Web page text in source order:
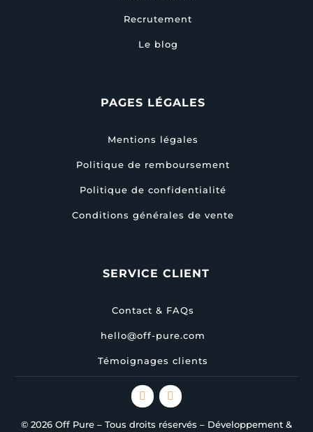
Recrutement
Le blog
PAGES LÉGALES
Mentions légales
Politique de remboursement
Politique de confidentialité
Conditions générales de vente
SERVICE CLIENT
Contact & FAQs
hello@off-pure.com
Témoignages clients
© 2026 Off Pure – Tous droits réservés – Développement &